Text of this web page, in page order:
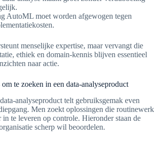
AutoML moet worden afgewogen tegen
menselijke expertise, maar vervangt die
ethiek en domain-kennis blijven essentieel
naar actie.
te zoeken in een data-analyseproduct
analyseproduct telt gebruiksgemak even
Men zoekt oplossingen die routinewerk
in te leveren op controle. Hieronder staan de
scherp wil beoordelen.